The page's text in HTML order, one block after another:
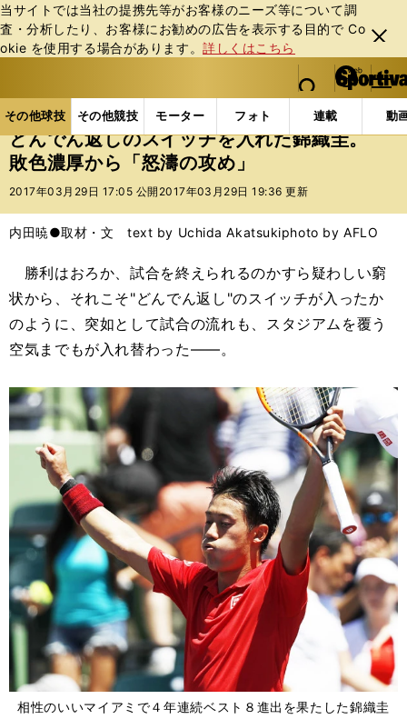
当サイトでは当社の提携先等がお客様のニーズ等について調
査・分析したり、お客様にお勧めの広告を表⽰する⽬的で Co
okie を使⽤する場合があります。詳しくはこちら
閉じ
る
web Sportiva (webスポルティーバ)
検索
マイペ
ー
ジ
メニュ
その他球技 その他競技 モーター フォト 連載 動
ス
ポ
ル
バ
その他球技の記事一覧 テニス どんでん返しのスイ
どんでん返しのスイッチを入れた錦織圭。
敗色濃厚から「怒濤の攻め」
2017年03月29日 17:05 公開 2017年03月29日 19:36 更新
内田暁●取材・文 text by Uchida Akatsukiphoto by AFLO
勝利はおろか、試合を終えられるのかすら疑わしい窮
状から、それこそ"どんでん返し"のスイッチが入ったか
のように、突如として試合の流れも、スタジアムを覆う
空気までもが入れ替わった――。
相性のいいマイアミで４年連続ベスト８進出を果たした錦織圭